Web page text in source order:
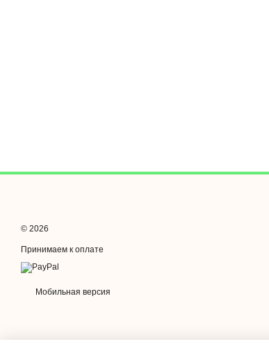
© 2026
Принимаем к оплате
Мобильная версия